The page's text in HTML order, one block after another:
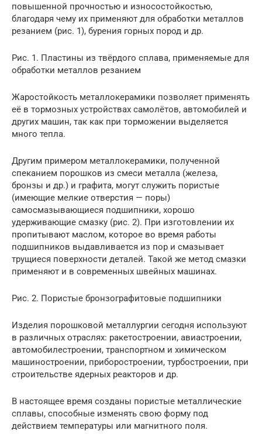
повышенной прочностью и износостойкостью,
благодаря чему их применяют для обработки металлов
резанием (рис. 1), бурения горных пород и др.
Рис. 1. Пластины из твёрдого сплава, применяемые для
обработки металлов резанием
Жаростойкость металлокерамики позволяет применять
её в тормозных устройствах самолётов, автомобилей и
других машин, так как при торможении выделяется
много тепла.
Другим примером металлокерамики, полученной
спеканием порошков из смеси металла (железа,
бронзы и др.) и графита, могут служить пористые
(имеющие мелкие отверстия — поры)
самосмазывающиеся подшипники, хорошо
удерживающие смазку (рис. 2). При изготовлении их
пропитывают маслом, которое во время работы
подшипников выдавливается из пор и смазывает
трущиеся поверхности деталей. Такой же метод смазки
применяют и в современных швейных машинах.
Рис. 2. Пористые бронзографитовые подшипники
Изделия порошковой металлургии сегодня используют
в различных отраслях: ракетостроении, авиастроении,
автомобилестроении, транспортном и химическом
машиностроении, приборостроении, турбостроении, при
строительстве ядерных реакторов и др.
В настоящее время созданы пористые металлические
сплавы, способные изменять свою форму под
действием температуры или магнитного поля.